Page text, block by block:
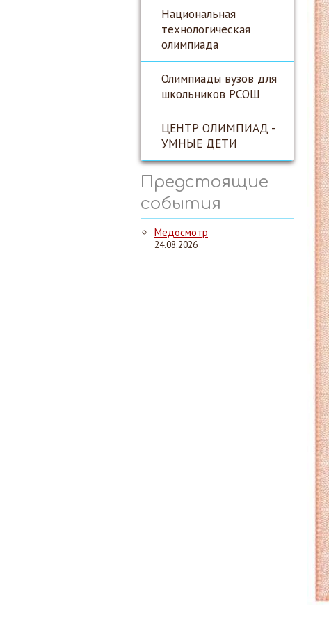
Национальная
технологическая
олимпиада
Олимпиады вузов для
школьников РСОШ
ЦЕНТР ОЛИМПИАД -
УМНЫЕ ДЕТИ
Предстоящие
события
Медосмотр
24.08.2026